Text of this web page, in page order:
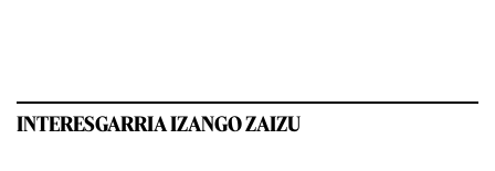
INTERESGARRIA IZANGO ZAIZU